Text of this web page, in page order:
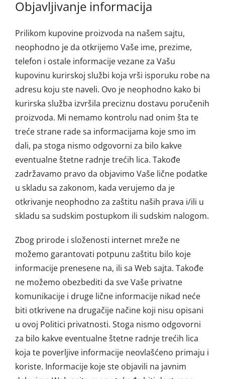
Objavljivanje informacija
Prilikom kupovine proizvoda na našem sajtu,
neophodno je da otkrijemo Vaše ime, prezime,
telefon i ostale informacije vezane za Vašu
kupovinu kurirskoj službi koja vrši isporuku robe na
adresu koju ste naveli. Ovo je neophodno kako bi
kurirska služba izvršila preciznu dostavu poručenih
proizvoda. Mi nemamo kontrolu nad onim šta te
treće strane rade sa informacijama koje smo im
dali, pa stoga nismo odgovorni za bilo kakve
eventualne štetne radnje trećih lica. Takođe
zadržavamo pravo da objavimo Vaše lične podatke
u skladu sa zakonom, kada verujemo da je
otkrivanje neophodno za zaštitu naših prava i/ili u
skladu sa sudskim postupkom ili sudskim nalogom.
Zbog prirode i složenosti internet mreže ne
možemo garantovati potpunu zaštitu bilo koje
informacije prenesene na, ili sa Web sajta. Takođe
ne možemo obezbediti da sve Vaše privatne
komunikacije i druge lične informacije nikad neće
biti otkrivene na drugačije načine koji nisu opisani
u ovoj Politici privatnosti. Stoga nismo odgovorni
za bilo kakve eventualne štetne radnje trećih lica
koja te poverljive informacije neovlašćeno primaju i
koriste. Informacije koje ste objavili na javnim